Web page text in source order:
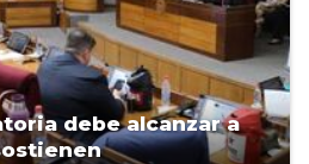
debe alcanzar a